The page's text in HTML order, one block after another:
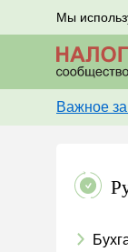
Мы
Важное